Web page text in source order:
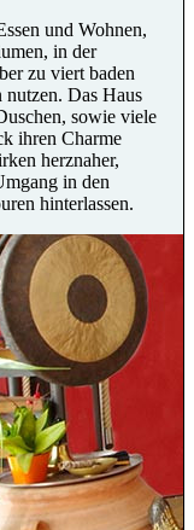
und Wohnen,
in der
zu viert baden
nutzen. Das Haus
sowie viele
ihren Charme
herznaher,
in den
hinterlassen.